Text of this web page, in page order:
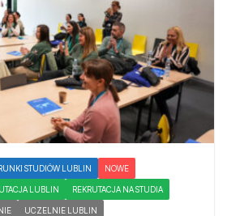
STUDIÓW LUBLIN NOWE
LUBLIN REKRUTACJA NA STUDIA
UCZELNIE LUBLIN